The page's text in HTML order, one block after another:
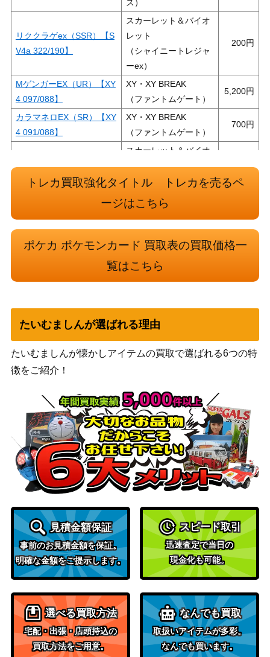
ス）
リククラゲex（SSR）【S
V4a 322/190】
スカーレット＆バイオ
レット
（シャイニートレジャ
ーex）
200
MゲンガーEX（UR）【XY
4 097/088】
XY・XY BREAK
（ファントムゲート）
5,200
カラマネロEX（SR）【XY
4 091/088】
XY・XY BREAK
（ファントムゲート）
700
シュウメイ（SR）【SV8a
192/187】
スカーレット＆バイオ
レット
（テラスタルフェス
ゲンガー LV.40
（プロモ）
タロ（SAR）【SV7 131/1
スカーレット＆バイオ
レット
W6 060/059】
（フリーズボルト）
068/067】
ソード&シールド
（スペースジャグラ
ー）
200
カメックス（初版：マーク
（第一弾）
ブラッキー（マスターボー
ル）【SV8a 092/187】
スカーレット＆バイオ
レット
（テラスタルフェス
ex）
8,000
ハッコウシティ（UR）
【SV9a 092/063】
スカーレット＆バイオ
レット
800
スイクン（プレミアムファ
イル3 ）【neoP3】
neoシリーズ
（プレミアムファイル
300
マコモ（SR）【sv11B 16
6/086】
スカーレット＆バイオ
（ブラックボルト）
キングドラGX（HR）【S
M6a 061/053】
サン&ムーン
（ドラゴンストーム）
600
ソード＆シールド
トレカ買取強化タイトル トレカを売るペ
ージはこちら
ポケカ ポケモンカード 買取表の買取価格一
覧はこちら
たいむましんが選ばれる理由
たいむましんが懐かしアイテムの買取で選ばれる6つの特
徴をご紹介！
見積金額保証
事前のお見積金額を保証。
明確な金額をご提示します。
スピード取引
迅速査定で当日の
現金化も可能。
選べる買取方法
宅配・出張・店頭持込の
買取方法をご用意。
なんでも買取
取扱いアイテムが多彩。
なんでも買います。